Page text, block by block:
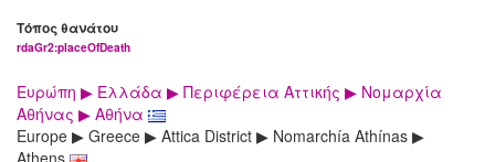
Τόπος θανάτου
rdaGr2:placeOfDeath
Ευρώπη ▶ Ελλάδα ▶ Περιφέρεια Αττικής ▶ Νομαρχία
Αθήνας ▶ Αθήνα
Europe ▶ Greece ▶ Attica District ▶ Nomarchía Athínas ▶